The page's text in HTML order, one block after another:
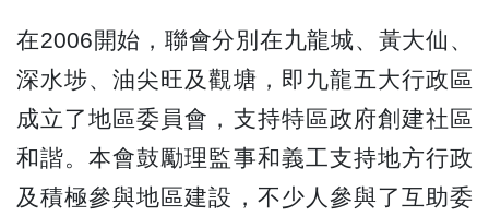
在2006開始，聯會分別在九龍城、黃大仙、
深水埗、油尖旺及觀塘，即九龍五大行政區
成立了地區委員會，支持特區政府創建社區
和諧。本會鼓勵理監事和義工支持地方行政
及積極參與地區建設，不少人參與了互助委